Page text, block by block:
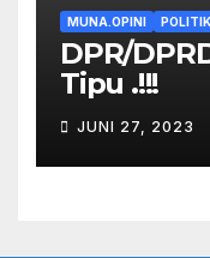
MUNA.OPINI
DPR/
Tipu .!!!
JUNI 27, 2023